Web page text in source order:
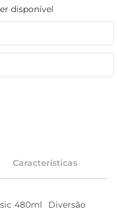
disponível
Características
480ml  Diversão